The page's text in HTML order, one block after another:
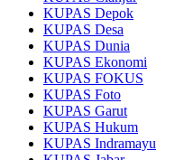
KUPAS Depok
KUPAS Desa
KUPAS Dunia
KUPAS Ekonomi
KUPAS FOKUS
KUPAS Foto
KUPAS Garut
KUPAS Hukum
KUPAS Indramayu